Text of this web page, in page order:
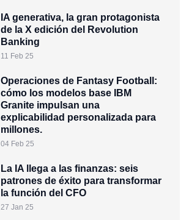
IA generativa, la gran protagonista
de la X edición del Revolution
Banking
11 Feb 25
Operaciones de Fantasy Football:
cómo los modelos base IBM
Granite impulsan una
explicabilidad personalizada para
millones.
04 Feb 25
La IA llega a las finanzas: seis
patrones de éxito para transformar
la función del CFO
27 Jan 25